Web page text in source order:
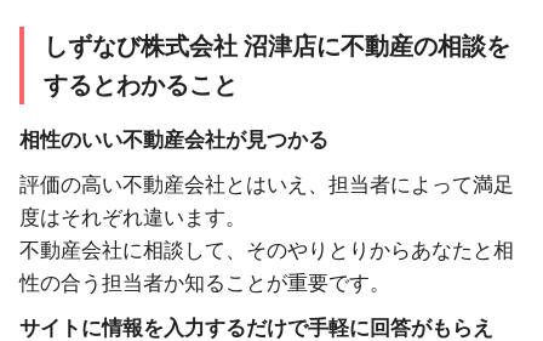
しずなび株式会社 沼津店に不動産の相談を
するとわかること
相性のいい不動産会社が見つかる
評価の高い不動産会社とはいえ、担当者によって満足
度はそれぞれ違います。
不動産会社に相談して、そのやりとりからあなたと相
性の合う担当者か知ることが重要です。
サイトに情報を入力するだけで手軽に回答がもらえ